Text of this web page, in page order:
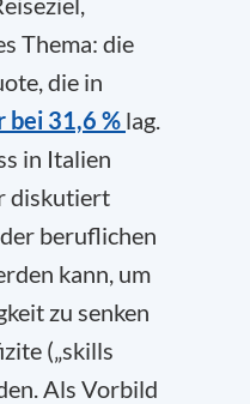
Thema: die
die in
bei 31,6 % lag.
in Italien
diskutiert
beruflichen
kann, um
zu senken
(„skills
Als Vorbild